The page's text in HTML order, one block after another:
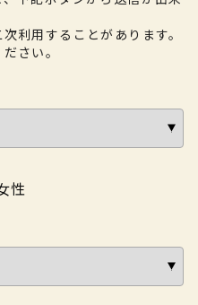
利用することがあります。
さい。
性